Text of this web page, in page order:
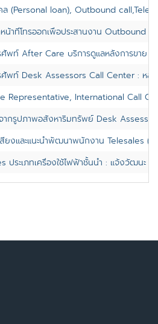
(Personal loan), Outbound
น้าที่โทรออกเพื่อประสานงาน Outbound
ศัพท์ After Care บริการดูแลหลังการขาย :
รศัพท์ Desk Assessors Call Center : หลั
Representative, International Call
จากรูปภาพอสังหาริมทรัพย์ Desk
ยงและแนะนำพัฒนาพนักงาน Telesales
ประเภทเครื่องใช้ไฟฟ้าชั้นนำ : แจ้งวัฒนะ